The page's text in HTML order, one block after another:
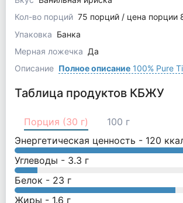
Кол-во порций 75 порций / цена порции
Упаковка Банка
Мерная ложечка Да
Описание Полное описание100% Pure
Таблица продуктов КБЖУ
Порция (30 г)
100 г
Энергетическая ценность - 120
Углеводы - 3.3 г
Белок - 23 г
Жиры - 1.6 г